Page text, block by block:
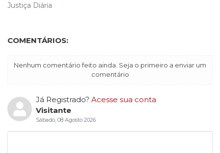
Justiça Diária
COMENTÁRIOS:
Nenhum comentário feito ainda. Seja o primeiro a enviar um
comentário
Já Registrado? Acesse sua conta
Visitante
Sábado, 08 Agosto 2026